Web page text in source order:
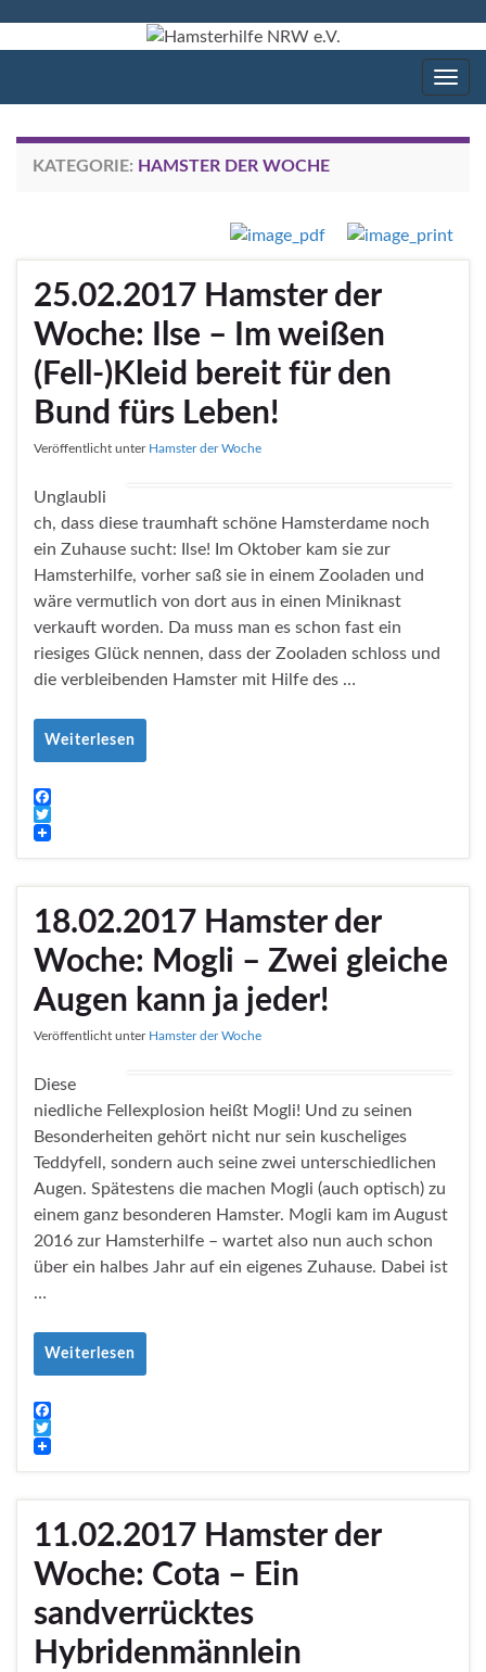
KATEGORIE: HAMSTER DER WOCHE
25.02.2017 Hamster der
Woche: Ilse – Im weißen
(Fell-)Kleid bereit für den
Bund fürs Leben!
Veröffentlicht unter Hamster der Woche
Unglaubli
ch, dass diese traumhaft schöne Hamsterdame noch
ein Zuhause sucht: Ilse! Im Oktober kam sie zur
Hamsterhilfe, vorher saß sie in einem Zooladen und
wäre vermutlich von dort aus in einen Miniknast
verkauft worden. Da muss man es schon fast ein
riesiges Glück nennen, dass der Zooladen schloss und
die verbleibenden Hamster mit Hilfe des …
Weiterlesen
F
a
b
o
k
T
t
e
r
18.02.2017 Hamster der
Woche: Mogli – Zwei gleiche
Augen kann ja jeder!
Veröffentlicht unter Hamster der Woche
Diese
niedliche Fellexplosion heißt Mogli! Und zu seinen
Besonderheiten gehört nicht nur sein kuscheliges
Teddyfell, sondern auch seine zwei unterschiedlichen
Augen. Spätestens die machen Mogli (auch optisch) zu
einem ganz besonderen Hamster. Mogli kam im August
2016 zur Hamsterhilfe – wartet also nun auch schon
über ein halbes Jahr auf ein eigenes Zuhause. Dabei ist
…
Weiterlesen
F
a
b
o
k
T
t
e
r
11.02.2017 Hamster der
Woche: Cota – Ein
sandverrücktes
Hybridenmännlein